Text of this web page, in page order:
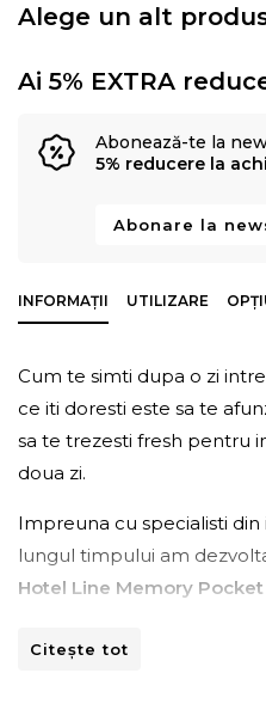
Alege un alt
Ai 5% EXTRA
Abonează-te la
5% reducere la
Abonare la
INFORMAȚII UTILIZARE
Cum te simti dupa o zi
ce iti doresti este sa te
sa te trezesti fresh pentru
doua zi.
Impreuna cu specialisti
lungul timpului am
Hotel Line Memory
Citește tot